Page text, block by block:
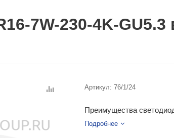
7W-230-4K-
Артикул: 76/1/24
Преимущества
Подробнее